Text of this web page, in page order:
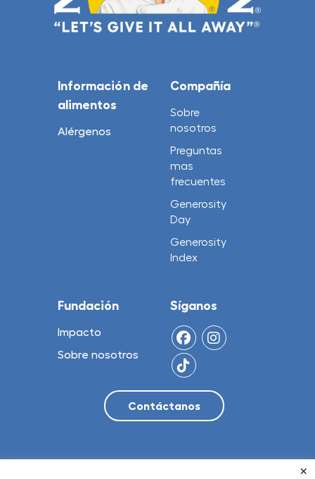
Información de
alimentos
Alérgenos
Compañía
Sobre
nosotros
Preguntas
mas
frecuentes
Generosity
Day
Generosity
Index
Fundación
Impacto
Sobre nosotros
Síganos
×